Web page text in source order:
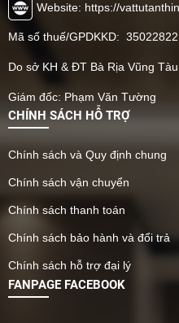
Website: https://
Mã số thuế/GPDKKD:
Do sở KH & ĐT Bà Rịa Vũng
Giám đốc: Phạm Văn Tường
CHÍNH SÁCH HỖ TRỢ
Chính sách và Quy định chung
Chính sách vận chuyển
Chính sách thanh toán
Chính sách bảo hành và đổi trả
Chính sách hỗ trợ đại lý
FANPAGE FACEBOOK